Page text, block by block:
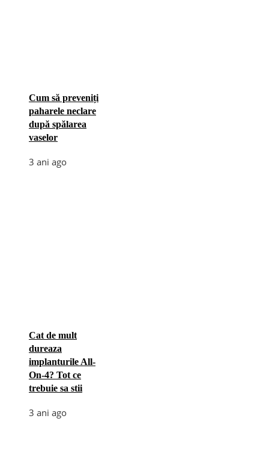
Cum să preveniți
paharele neclare
după spălarea
vaselor
3 ani ago
Cat de mult
dureaza
implanturile All-
On-4? Tot ce
trebuie sa stii
3 ani ago